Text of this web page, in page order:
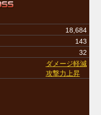
18,684
143
32
ダメージ軽減
攻撃力上昇